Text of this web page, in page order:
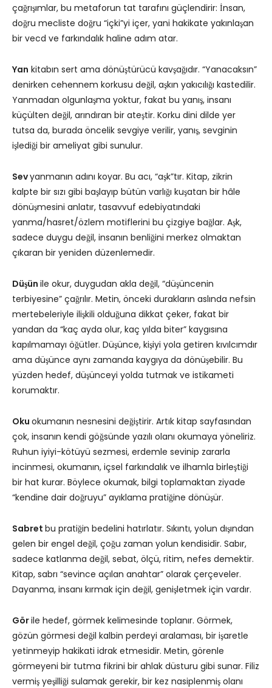
çağrışımlar, bu metaforun tat tarafını güçlendirir: İnsan,
doğru mecliste doğru “içki”yi içer, yani hakikate yakınlaşan
bir vecd ve farkındalık haline adım atar.
Yan kitabın sert ama dönüştürücü kavşağıdır. “Yanacaksın”
denirken cehennem korkusu değil, aşkın yakıcılığı kastedilir.
Yanmadan olgunlaşma yoktur, fakat bu yanış, insanı
küçülten değil, arındıran bir ateştir. Korku dini dilde yer
tutsa da, burada öncelik sevgiye verilir, yanış, sevginin
işlediği bir ameliyat gibi sunulur.
Sevyanmanın adını koyar. Bu acı, “aşk”tır. Kitap, zikrin
kalpte bir sızı gibi başlayıp bütün varlığı kuşatan bir hâle
dönüşmesini anlatır, tasavvuf edebiyatındaki
yanma/hasret/özlem motiflerini bu çizgiye bağlar. Aşk,
sadece duygu değil, insanın benliğini merkez olmaktan
çıkaran bir yeniden düzenlemedir.
Düşün ile okur, duygudan akla değil, “düşüncenin
terbiyesine” çağrılır. Metin, önceki durakların aslında nefsin
mertebeleriyle ilişkili olduğuna dikkat çeker, fakat bir
yandan da “kaç ayda olur, kaç yılda biter” kaygısına
kapılmamayı öğütler. Düşünce, kişiyi yola getiren kıvılcımdır
ama düşünce aynı zamanda kaygıya da dönüşebilir. Bu
yüzden hedef, düşünceyi yolda tutmak ve istikameti
korumaktır.
Oku okumanın nesnesini değiştirir. Artık kitap sayfasından
çok, insanın kendi göğsünde yazılı olanı okumaya yöneliriz.
Ruhun iyiyi-kötüyü sezmesi, erdemle sevinip zararla
incinmesi, okumanın, içsel farkındalık ve ilhamla birleştiği
bir hat kurar. Böylece okumak, bilgi toplamaktan ziyade
“kendine dair doğruyu” ayıklama pratiğine dönüşür.
Sabret bu pratiğin bedelini hatırlatır. Sıkıntı, yolun dışından
gelen bir engel değil, çoğu zaman yolun kendisidir. Sabır,
sadece katlanma değil, sebat, ölçü, ritim, nefes demektir.
Kitap, sabrı “sevince açılan anahtar” olarak çerçeveler.
Dayanma, insanı kırmak için değil, genişletmek için vardır.
Görile hedef, görmek kelimesinde toplanır. Görmek,
gözün görmesi değil kalbin perdeyi aralaması, bir işaretle
yetinmeyip hakikati idrak etmesidir. Metin, görenle
görmeyeni bir tutma fikrini bir ahlak düsturu gibi sunar. Filiz
vermiş yeşilliği sulamak gerekir, bir kez nasiplenmiş olanı